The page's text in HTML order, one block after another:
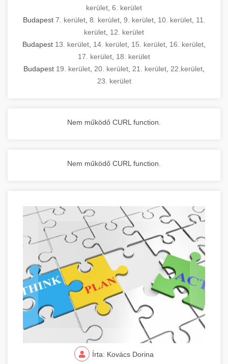
kerület 6. kerület
Budapest 7. kerület, 8. kerület, 9. kerület, 10. kerület, 11.
kerület 12. kerület
Budapest 13. kerület 14. kerület 15. kerület 16. kerület
17. kerület 18. kerület
Budapest 19. kerület 20. kerület 21. kerület 22.kerület
23. kerület
Nem működő CURL function.
Nem működő CURL function.
Írta: Kovács Dorina